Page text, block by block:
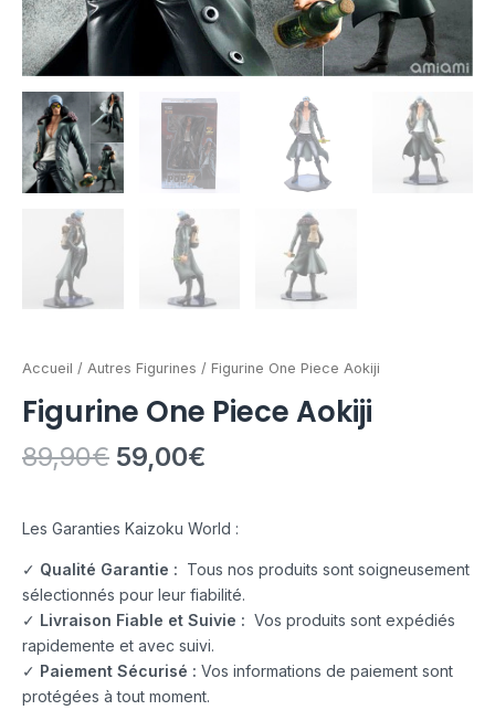
Accueil / Autres Figurines / Figurine One Piece Aokiji
Figurine One Piece Aokiji
89,90€ 59,00€
Les Garanties Kaizoku World :
✓ Qualité Garantie : Tous nos produits sont soigneusement
sélectionnés pour leur fiabilité.
✓ Livraison Fiable et Suivie : Vos produits sont expédiés
rapidemente et avec suivi.
✓ Paiement Sécurisé : Vos informations de paiement sont
protégées à tout moment.